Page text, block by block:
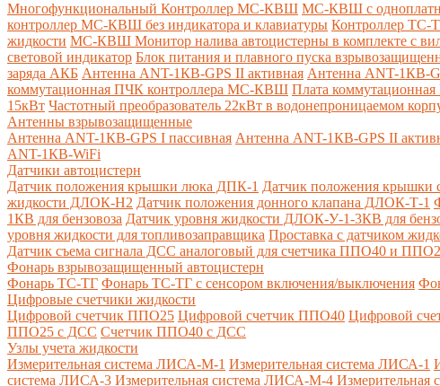
Многофункциональный Контроллер МС-КВШ МС-КВШ с
контроллер МС-КВШ без индикатора и клавиатуры Контроллер ТС-
жидкости МС-КВШ Монитор налива автоцистерны в комплекте с
световой индикатор Блок питания и плавного пуска
заряда АКБ Антенна ANT-1КВ-GPS II активная Антенна ANT-1КВ-
коммутационная ПЧК контроллера МС-КВШ Плата
15кВт Частотный преобразователь 22кВт в водонепроницаемом
Антенны взрывозащищенные
Антенна ANT-1КВ-GPS I пассивная Антенна ANT-1КВ-GPS II
ANT-1КВ-WiFi
Датчики автоцистерн
Датчик положения крышки люка ДПК-1 Датчик положения крышки
жидкости ДЛОК-Н2 Датчик положения донного клапана ДЛОК-Т-1
1КВ для бензовоза Датчик уровня жидкости ДЛОК-У-1-3КВ для
уровня жидкости для топливозаправщика Проставка с датчиком
Датчик съема сигнала ДСС аналоговый для счетчика ППО40 и
Фонарь взрывозащищенный автоцистерн
Фонарь ТС-ТГ Фонарь ТС-ТГ с сенсором включения/выключения
Цифровые счетчики жидкости
Цифровой счетчик ППО25 Цифровой счетчик ППО40 Цифровой
ППО25 с ДСС Счетчик ППО40 с ДСС
Узлы учета жидкости
Измерительная система ЛИСА-М-1 Измерительная система ЛИСА-1
система ЛИСА-3 Измерительная система ЛИСА-М-4 Измерительная